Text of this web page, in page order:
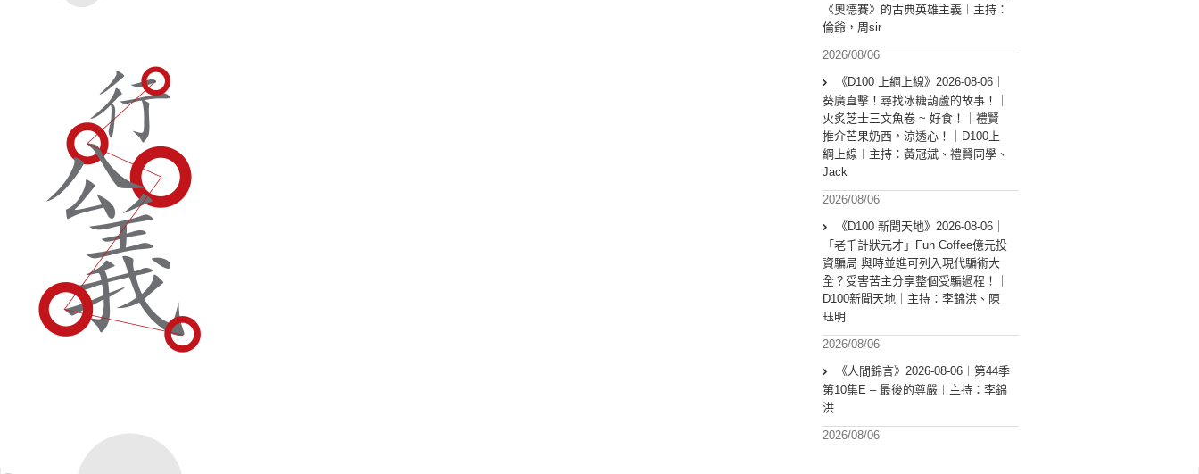
《奧德賽》的古典英雄主義︱主持：
倫爺，周sir
2026/08/06
《D100 上綱上線》2026-08-06｜
葵廣直擊！尋找冰糖葫蘆的故事！｜
火炙芝士三文魚卷 ~ 好食！｜禮賢
推介芒果奶西，涼透心！｜D100上
綱上線︱主持：黃冠斌、禮賢同學、
Jack
2026/08/06
《D100 新聞天地》2026-08-06｜
「老千計狀元才」Fun Coffee億元投
資騙局 與時並進可列入現代騙術大
全？受害苦主分享整個受騙過程！｜
D100新聞天地｜主持：李錦洪、陳
珏明
2026/08/06
《人間錦言》2026-08-06︱第44季
第10集E – 最後的尊嚴︱主持：李錦
洪
2026/08/06